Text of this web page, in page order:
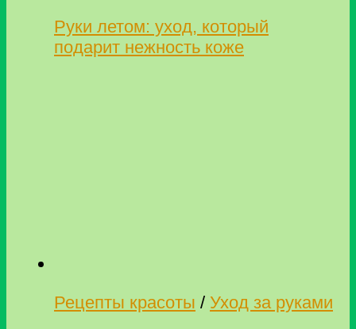
Руки летом: уход, который
подарит нежность коже
Рецепты красоты / Уход за руками